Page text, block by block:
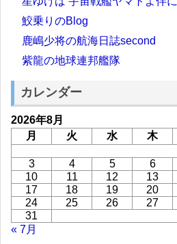
鮫乗りのBlog
鹿嶋少将の航海日誌second
紫龍の地球連邦艦隊
カレンダー
2026年8月
月
火 水 木
3
4 5 6
10
11 12 13
17
18 19 20
24
25 26 27
31
« 7月